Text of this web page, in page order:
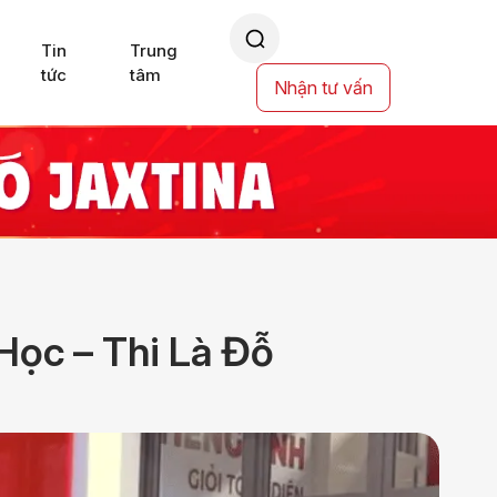
Tin
tức
Trung
tâm
Nhận tư vấn
– Thi Là Đỗ